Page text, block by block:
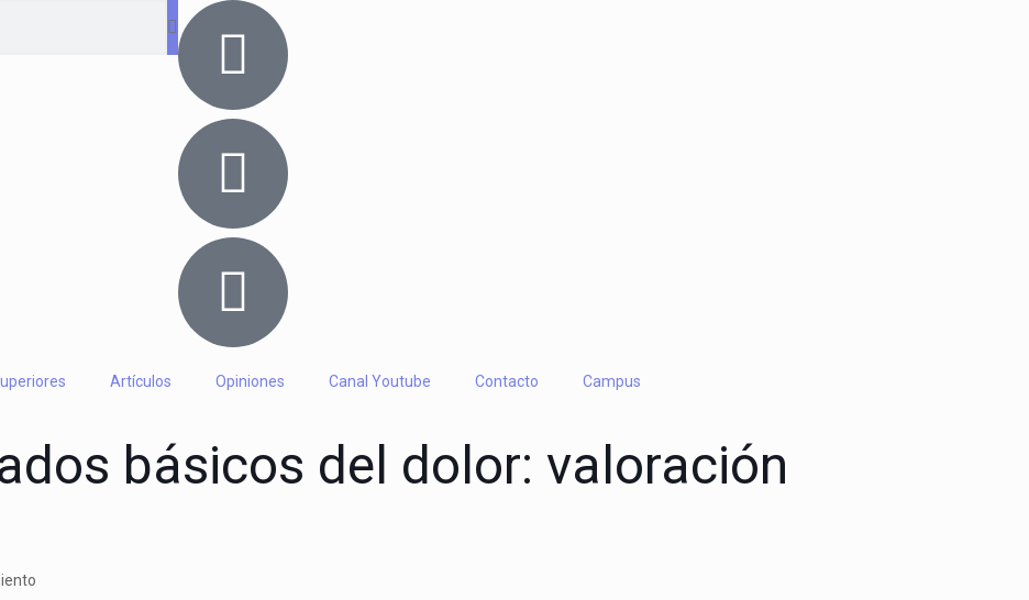
Artículos Opiniones Canal Youtube Contacto Campus
básicos del dolor: valoración